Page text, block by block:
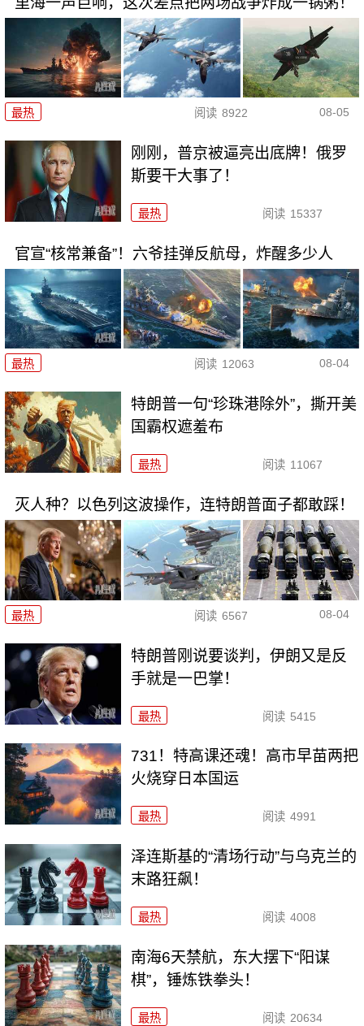
最热 阅读 8922 08-05
刚刚，普京被逼亮出底牌！俄罗
斯要干大事了！
最热 阅读 15337
官宣“核常兼备”！六爷挂弹反航母，炸醒多少人
最热 阅读 12063 08-04
特朗普一句“珍珠港除外”，撕开美
国霸权遮羞布
最热 阅读 11067
灭人种？以色列这波操作，连特朗普面子都敢踩！
最热 阅读 6567 08-04
特朗普刚说要谈判，伊朗又是反
手就是一巴掌！
最热 阅读 5415
731！特高课还魂！高市早苗两把
火烧穿日本国运
最热 阅读 4991
泽连斯基的“清场行动”与乌克兰的
末路狂飙！
最热 阅读 4008
南海6天禁航，东大摆下“阳谋
棋”，锤炼铁拳头！
最热 阅读 20634